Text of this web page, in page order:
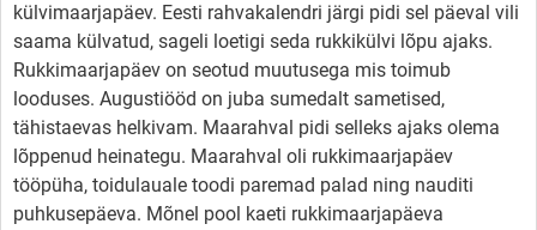
külvimaarjapäev. Eesti rahvakalendri järgi pidi sel päeval vili
saama külvatud, sageli loetigi seda rukkikülvi lõpu ajaks.
Rukkimaarjapäev on seotud muutusega mis toimub
looduses. Augustiööd on juba sumedalt sametised,
tähistaevas helkivam. Maarahval pidi selleks ajaks olema
lõppenud heinategu. Maarahval oli rukkimaarjapäev
tööpüha, toidulauale toodi paremad palad ning nauditi
puhkusepäeva. Mõnel pool kaeti rukkimaarjapäeva